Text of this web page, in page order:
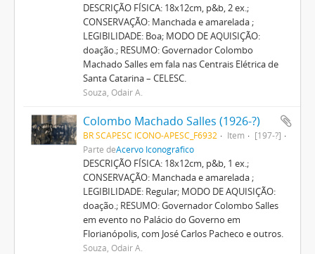
DESCRIÇÃO FÍSICA: 18x12cm, p&b, 2 ex.;
CONSERVAÇÃO: Manchada e amarelada ;
LEGIBILIDADE: Boa; MODO DE AQUISIÇÃO:
doação.; RESUMO: Governador Colombo
Machado Salles em fala nas Centrais Elétrica de
Santa Catarina – CELESC.
Souza, Odair A.
Colombo Machado Salles (1926-?)
BR SCAPESC ICONO-APESC_F6932 Item
[197-?]
Parte deAcervo Iconográfico
DESCRIÇÃO FÍSICA: 18x12cm, p&b, 1 ex.;
CONSERVAÇÃO: Manchada e amarelada ;
LEGIBILIDADE: Regular; MODO DE AQUISIÇÃO:
doação.; RESUMO: Governador Colombo Salles
em evento no Palácio do Governo em
Florianópolis, com José Carlos Pacheco e outros.
Souza, Odair A.